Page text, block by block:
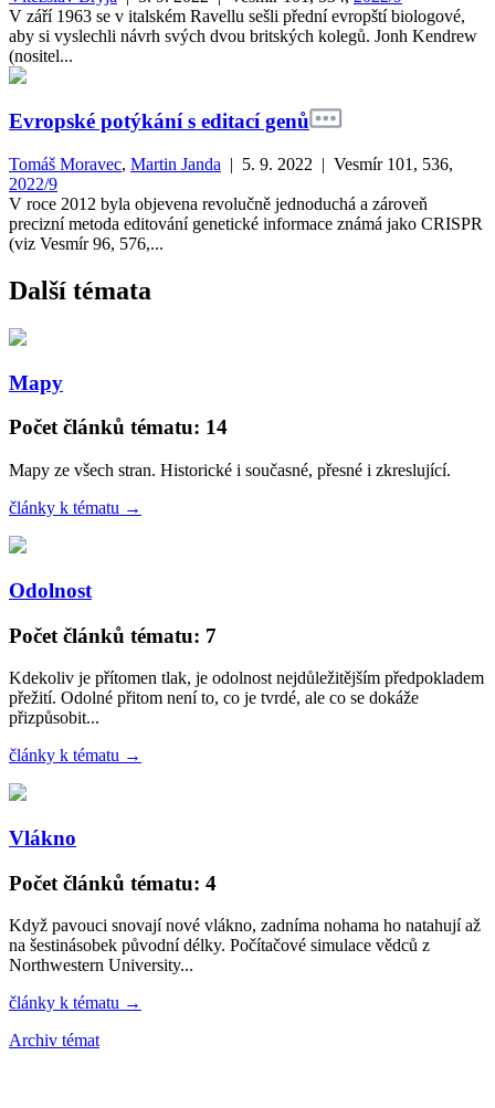
V září 1963 se v italském Ravellu sešli přední evropští biologové,
aby si vyslechli návrh svých dvou britských kolegů. Jonh Kendrew
(nositel...
Evropské potýkání s editací genů
Tomáš Moravec, Martin Janda | 5. 9. 2022 | Vesmír 101, 536,
2022/9
V roce 2012 byla objevena revolučně jednoduchá a zároveň
precizní metoda editování genetické informace známá jako CRISPR
(viz Vesmír 96, 576,...
Další témata
Mapy
Počet článků tématu: 14
Mapy ze všech stran. Historické i současné, přesné i zkreslující.
články k tématu →
Odolnost
Počet článků tématu: 7
Kdekoliv je přítomen tlak, je odolnost nejdůležitějším předpokladem
přežití. Odolné přitom není to, co je tvrdé, ale co se dokáže
přizpůsobit...
články k tématu →
Vlákno
Počet článků tématu: 4
Když pavouci snovají nové vlákno, zadníma nohama ho natahují až
na šestinásobek původní délky. Počítačové simulace vědců z
Northwestern University...
články k tématu →
Archiv témat